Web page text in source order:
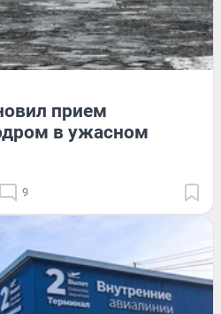
прием
в ужасном
9